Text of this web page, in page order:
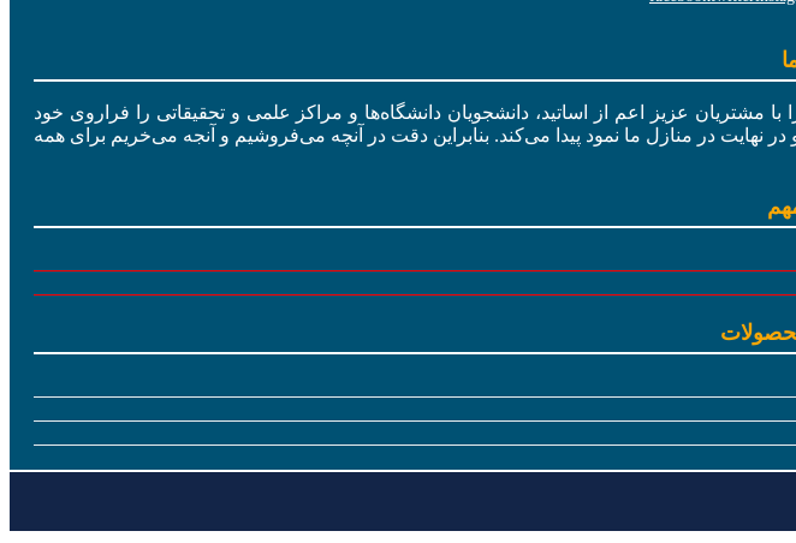
با مشتریان عزیز اعم از اساتید، دانشجویان دانشگاه‌ها و مراکز علمی و تحقیقاتی را فراروی خود
نهایت در منازل ما نمود پیدا می‌کند. بنابراین دقت در آنچه می‌فروشیم و آنجه می‌خریم برای همه